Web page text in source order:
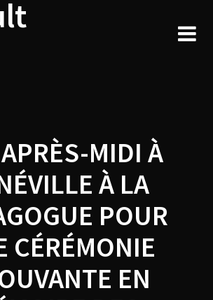
MIDI À
À LA
POUR
CÉRÉMONIE
EN